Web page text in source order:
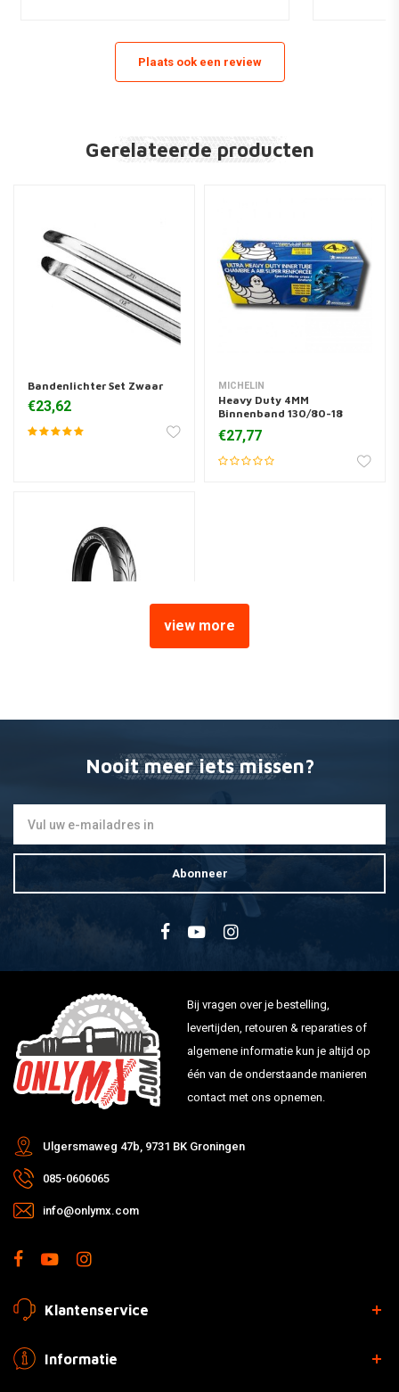
Plaats ook een review
Gerelateerde producten
Bandenlichter Set Zwaar
€23,62
MICHELIN
Heavy Duty 4MM
Binnenband 130/80-18
120/90-18 100/100-18
110/100-18
€27,77
Front 100/80-17 TL M/C 52
view more
Nooit meer iets missen?
Abonneer
Bij vragen over je bestelling,
levertijden, retouren & reparaties of
algemene informatie kun je altijd op
één van de onderstaande manieren
contact met ons opnemen.
Ulgersmaweg 47b, 9731 BK Groningen
085-0606065
info@onlymx.com
Klantenservice
Informatie